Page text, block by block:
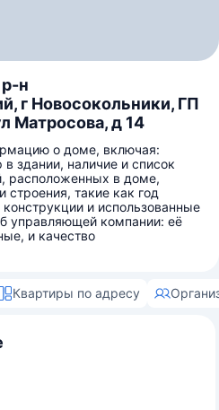
н
г Новосокольники, ГП
Матросова, д 14
о доме, включая:
здании, наличие и список
расположенных в доме,
строения, такие как год
и использованные
управляющей компании: её
и качество
Квартиры по адресу